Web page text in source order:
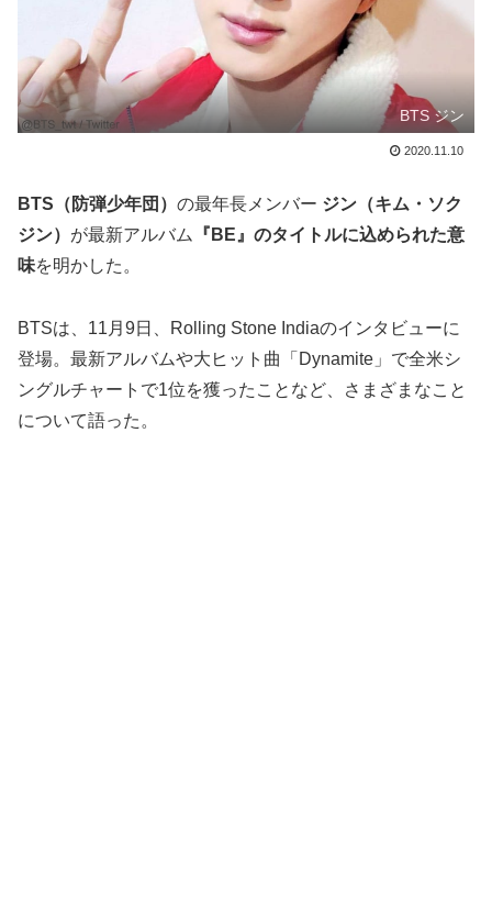
BTS ジン
2020.11.10
BTS（防弾少年団） の最年長メンバー ジン（キム・ソク
ジン） が最新アルバム
『BE』のタイトルに込められた意
味を明かした。
BTSは、11月9日、Rolling Stone Indiaのインタビューに
登場。最新アルバムや大ヒット曲「Dynamite」で全米シ
ングルチャートで1位を獲ったことなど、さまざまなこと
について語った。